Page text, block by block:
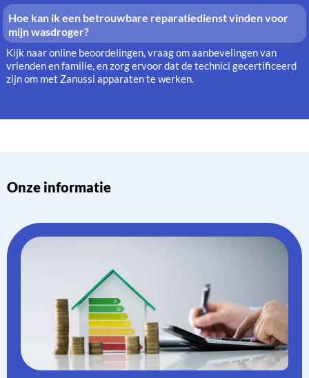
Hoe kan ik een betrouwbare reparatiedienst vinden voor
mijn wasdroger?
Kijk naar online beoordelingen, vraag om aanbevelingen van
vrienden en familie, en zorg ervoor dat de technici gecertificeerd
zijn om met Zanussi apparaten te werken.
Onze informatie